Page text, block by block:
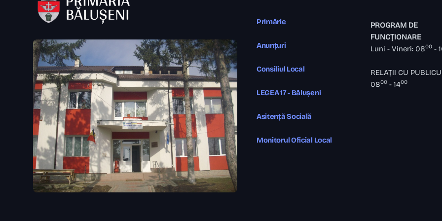
Primărie
Anunțuri
Consiliul Local
LEGEA 17 - Bălușeni
Asitență Socială
Monitorul Oficial Local
PROGRAM DE
FUNCȚIONARE
Luni - Vineri: 0800-
RELAȚII CU
0800- 1400